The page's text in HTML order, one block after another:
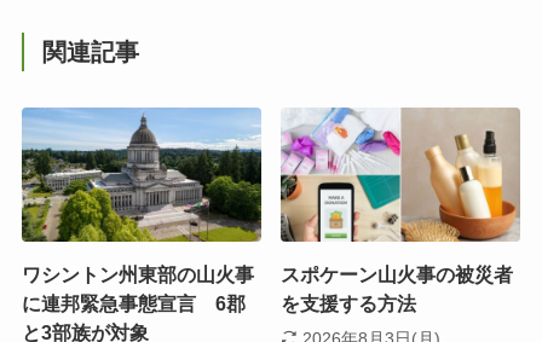
関連記事
ワシントン州東部の山火事
に連邦緊急事態宣言 6郡
と3部族が対象
スポケーン山火事の被災者
を支援する方法
2026年8月3日(月)